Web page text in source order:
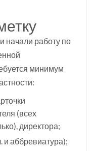
начали работу по
минимум
(всех
директора;
аббревиатура);